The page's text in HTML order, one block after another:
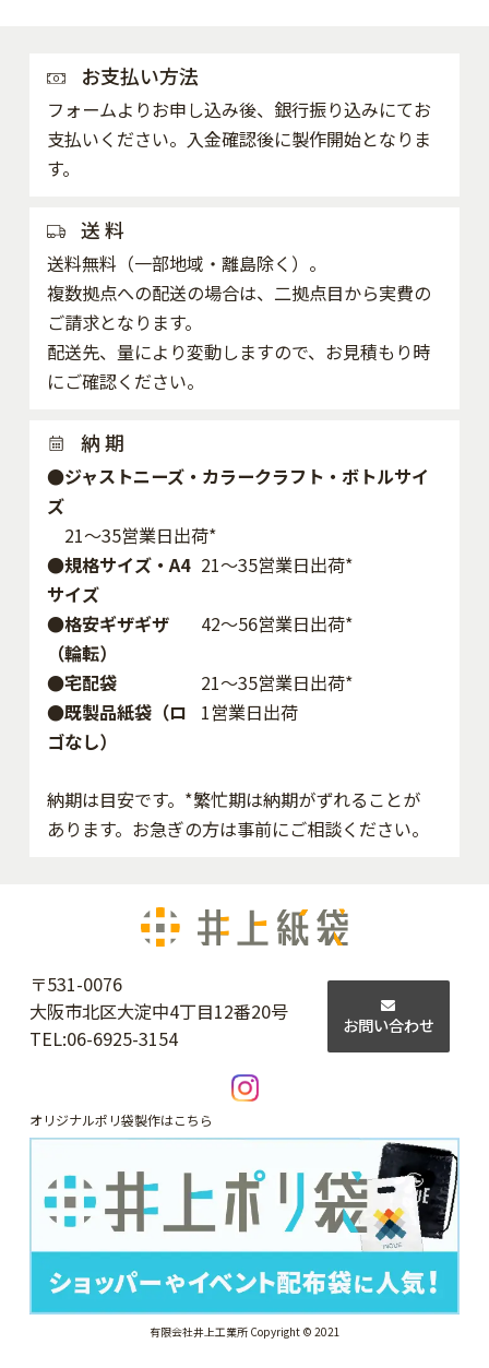
お支払い方法
フォームよりお申し込み後、銀行振り込みにてお
支払いください。入金確認後に製作開始となりま
す。
送 料
送料無料（一部地域・離島除く）。
複数拠点への配送の場合は、二拠点目から実費の
ご請求となります。
配送先、量により変動しますので、お見積もり時
にご確認ください。
納 期
●ジャストニーズ・カラークラフト・ボトルサイ
ズ
21～35営業日出荷*
●規格サイズ・A4
サイズ
21～35営業日出荷*
●格安ギザギザ
（輪転）
42〜56営業日出荷*
●宅配袋
21～35営業日出荷*
●既製品紙袋（ロ
ゴなし）
1営業日出荷
納期は目安です。*繁忙期は納期がずれることが
あります。お急ぎの方は事前にご相談ください。
〒531-0076
大阪市北区大淀中4丁目12番20号
TEL:06-6925-3154
お問い合わせ
オリジナルポリ袋製作はこちら
有限会社井上工業所 Copyright © 2021